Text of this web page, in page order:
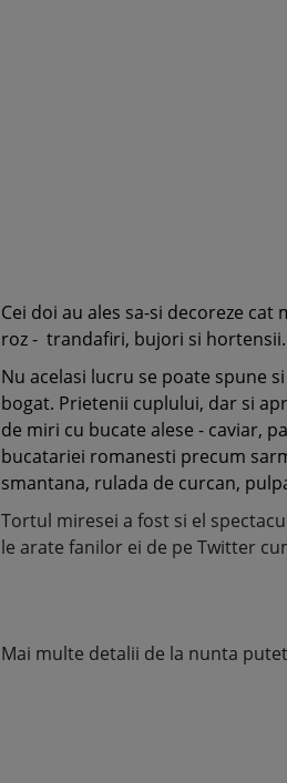
Cei doi au ales sa-si decoreze
roz - trandafiri, bujori si hortensii.
Nu acelasi lucru se poate spune
bogat. Prietenii cuplului, dar si
de miri cu bucate alese - caviar,
bucatariei romanesti precum
smantana, rulada de curcan,
Tortul miresei a fost si el
le arate fanilor ei de pe Twitter
Mai multe detalii de la nunta